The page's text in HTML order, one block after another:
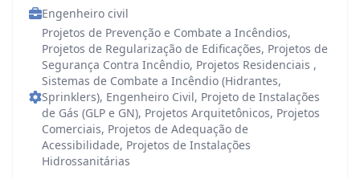
Engenheiro civil
Projetos de Prevenção e Combate a Incêndios,
Projetos de Regularização de Edificações, Projetos de
Segurança Contra Incêndio, Projetos Residenciais ,
Sistemas de Combate a Incêndio (Hidrantes,
Sprinklers), Engenheiro Civil, Projeto de Instalações
de Gás (GLP e GN), Projetos Arquitetônicos, Projetos
Comerciais, Projetos de Adequação de
Acessibilidade, Projetos de Instalações
Hidrossanitárias